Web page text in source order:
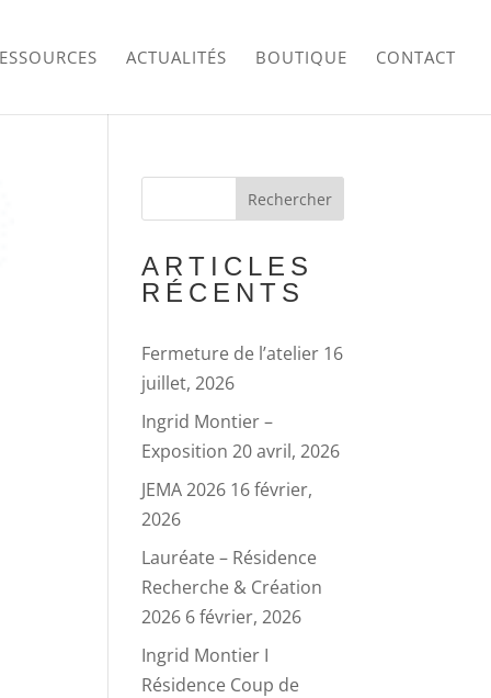
ACTUALITÉS BOUTIQUE CONTACT
ARTICLES
RÉCENTS
Fermeture de l’atelier 16
juillet, 2026
Ingrid Montier –
Exposition 20 avril, 2026
JEMA 2026 16 février,
2026
Lauréate – Résidence
Recherche & Création
2026 6 février, 2026
Ingrid Montier I
Résidence Coup de